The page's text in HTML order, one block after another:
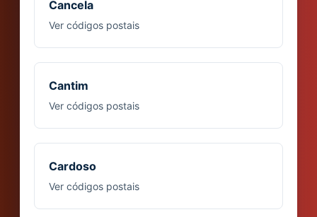
Cancela
Ver códigos postais
Cantim
Ver códigos postais
Cardoso
Ver códigos postais